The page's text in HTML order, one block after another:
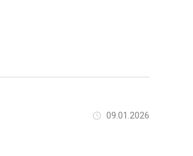
09.01.2026